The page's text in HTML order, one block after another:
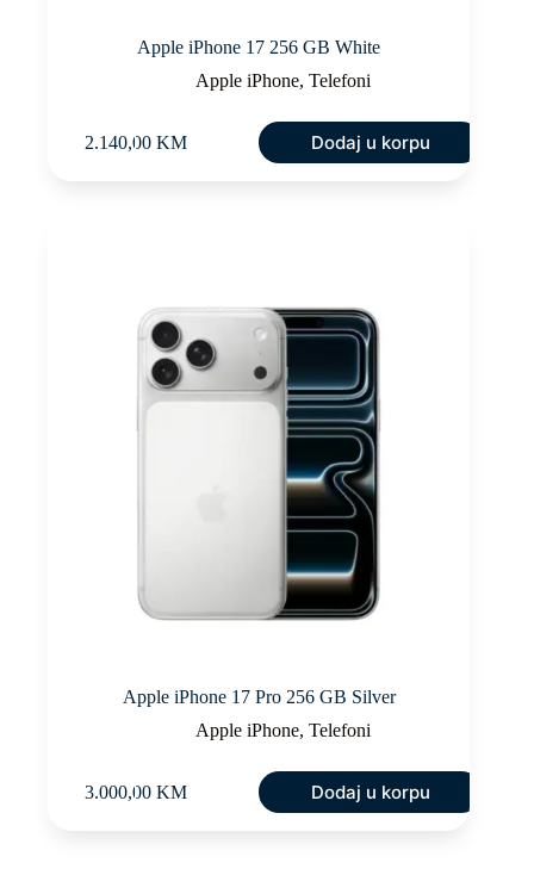
Apple iPhone 17 256 GB White
Apple iPhone, Telefoni
2.140,00 KM Dodaj u korpu
Apple iPhone 17 Pro 256 GB Silver
Apple iPhone, Telefoni
3.000,00 KM Dodaj u korpu